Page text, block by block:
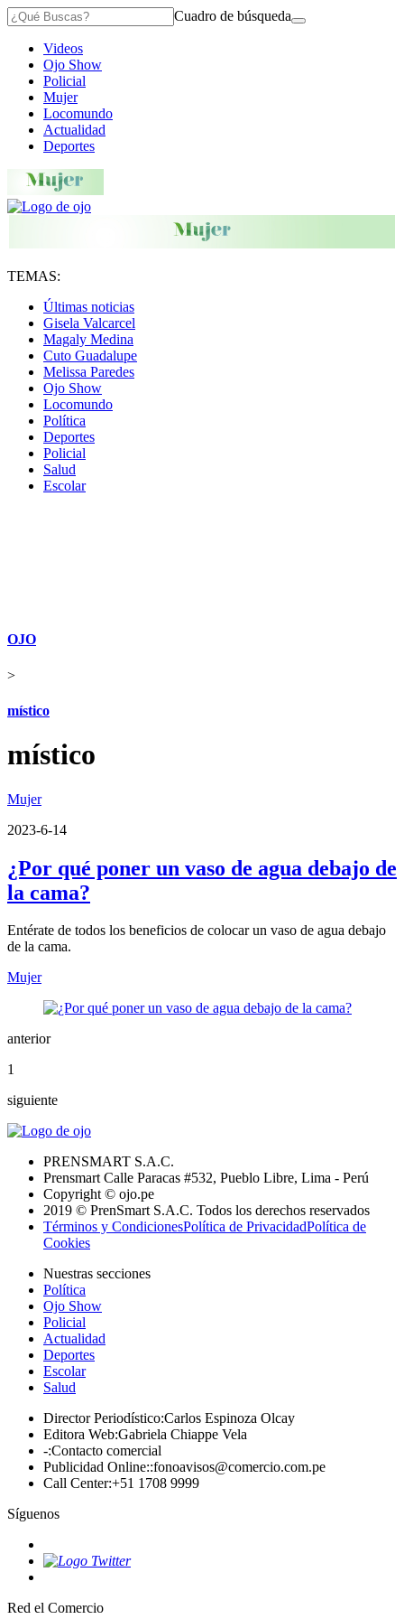
Cuadro de búsqueda
Videos
Ojo Show
Policial
Mujer
Locomundo
Actualidad
Deportes
TEMAS:
Últimas noticias
Gisela Valcarcel
Magaly Medina
Cuto Guadalupe
Melissa Paredes
Ojo Show
Locomundo
Política
Deportes
Policial
Salud
Escolar
OJO
>
místico
místico
Mujer
2023-6-14
¿Por qué poner un vaso de agua debajo de
la cama?
Entérate de todos los beneficios de colocar un vaso de agua debajo
de la cama.
Mujer
anterior
1
siguiente
PRENSMART S.A.C.
Prensmart Calle Paracas #532, Pueblo Libre, Lima - Perú
Copyright © ojo.pe
2019 © PrenSmart S.A.C. Todos los derechos reservados
Términos y CondicionesPolítica de PrivacidadPolítica de
Cookies
Nuestras secciones
Política
Ojo Show
Policial
Actualidad
Deportes
Escolar
Salud
Director Periodístico:Carlos Espinoza Olcay
Editora Web:Gabriela Chiappe Vela
-:Contacto comercial
Publicidad Online::fonoavisos@comercio.com.pe
Call Center:+51 1708 9999
Síguenos
Red el Comercio